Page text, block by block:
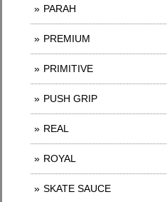
PARAH
PREMIUM
PRIMITIVE
PUSH GRIP
REAL
ROYAL
SKATE SAUCE